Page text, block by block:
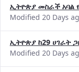
ኢትዮጵያ መስራች አባል
Modified 20 Days
ኢትዮጵያ ከ29 ሀገራት
Modified 20 Days